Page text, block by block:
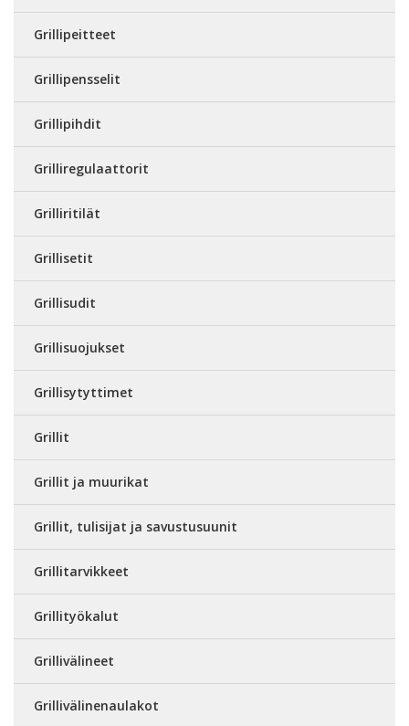
Grillipeitteet
Grillipensselit
Grillipihdit
Grilliregulaattorit
Grilliritilät
Grillisetit
Grillisudit
Grillisuojukset
Grillisytyttimet
Grillit
Grillit ja muurikat
Grillit, tulisijat ja savustusuunit
Grillitarvikkeet
Grillityökalut
Grillivälineet
Grillivälinenaulakot